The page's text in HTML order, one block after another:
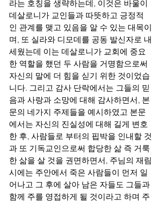
라는 호칭을 생략하는데, 이것은 바울이
데살로니가 교인들과 따뜻하고 긍정적
인 관계를 맺고 있음을 알 수 있는 대목이
며, 또 실라와 디모데를 공동 발신자로 내
세웠는데 이는 데살로니가 교회에 중요
한 역할을 했던 두 사람을 거명함으로써
자신의 말에 더 힘을 싣기 위한 것이었습
니다. 그리고 감사 단락에서는 그들의 믿
음과 사랑과 소망에 대해 감사하면서, 본
문의 네가지 주제들을 예시하였고 본문
에서는 자신의 진실성에 대해 길게 변호
한 후, 사람들로 부터의 핍박을 인내할 것
과 또 기독교인으로써 합당한 삶 즉 거룩
한 삶을 살 것을 권면하면서, 주님의 재림
시에는 주안에서 죽은 사람들이 먼저 일
어나고 그 후에 살아 남은 자들도 그들과
함께 주를 영접하게 될 것이라고 하며 주